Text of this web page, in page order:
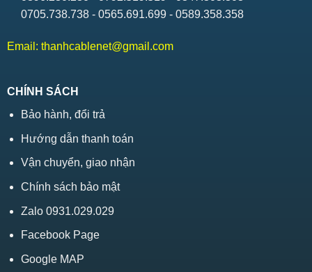
0705.738.738 - 0565.691.699 - 0589.358.358
Email: thanhcablenet@gmail.com
CHÍNH SÁCH
Bảo hành, đổi trả
Hướng dẫn thanh toán
Vận chuyển, giao nhận
Chính sách bảo mật
Zalo 0931.029.029
Facebook Page
Google MAP